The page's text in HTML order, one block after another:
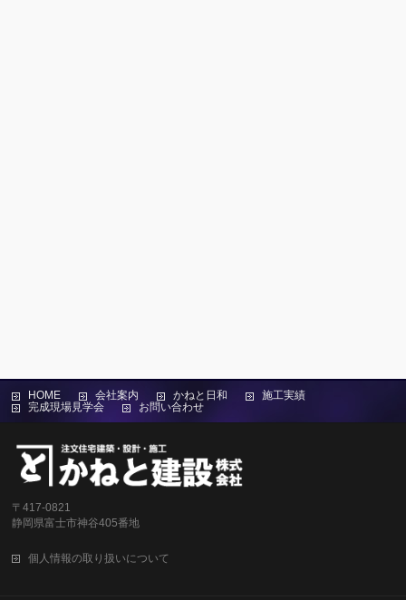
HOME 会社案内 かねと日和
施工実績
完成現場見学会
お問い合わせ
〒417-0821
静岡県富士市神谷405番地
個人情報の取り扱いについて